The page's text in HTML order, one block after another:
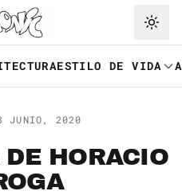
ESTILO DE VIDA
JUNIO, 2020
HORACIO